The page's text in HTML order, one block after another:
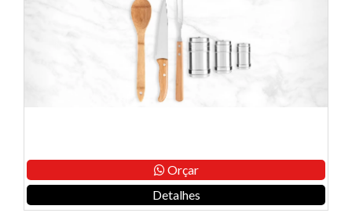
Orçar
Detalhes